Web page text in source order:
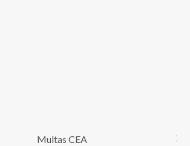
Multas CEA